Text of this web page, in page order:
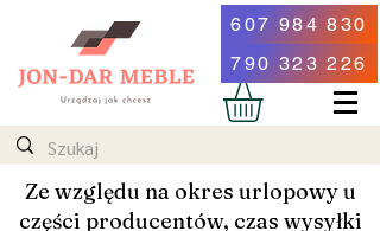
607 984 830
790 323 226
Ze względu na okres urlopowy u
części producentów, czas wysyłki